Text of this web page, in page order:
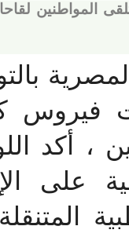
لقاحات
فيروس
على